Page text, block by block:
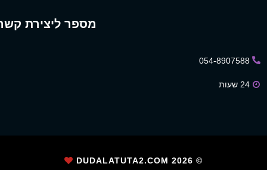
מספר ליצירת
054-8907588
24 שעות
© DUDALATUTA2.COM
2026